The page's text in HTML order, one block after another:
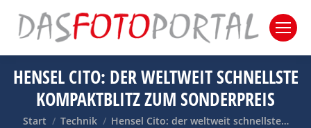
HENSEL CITO: DER WELTWEIT SCHNELLSTE
KOMPAKTBLITZ ZUM SONDERPREIS
Sie befinden sich hier:
Start Technik Hensel Cito: der weltweit schnellste…